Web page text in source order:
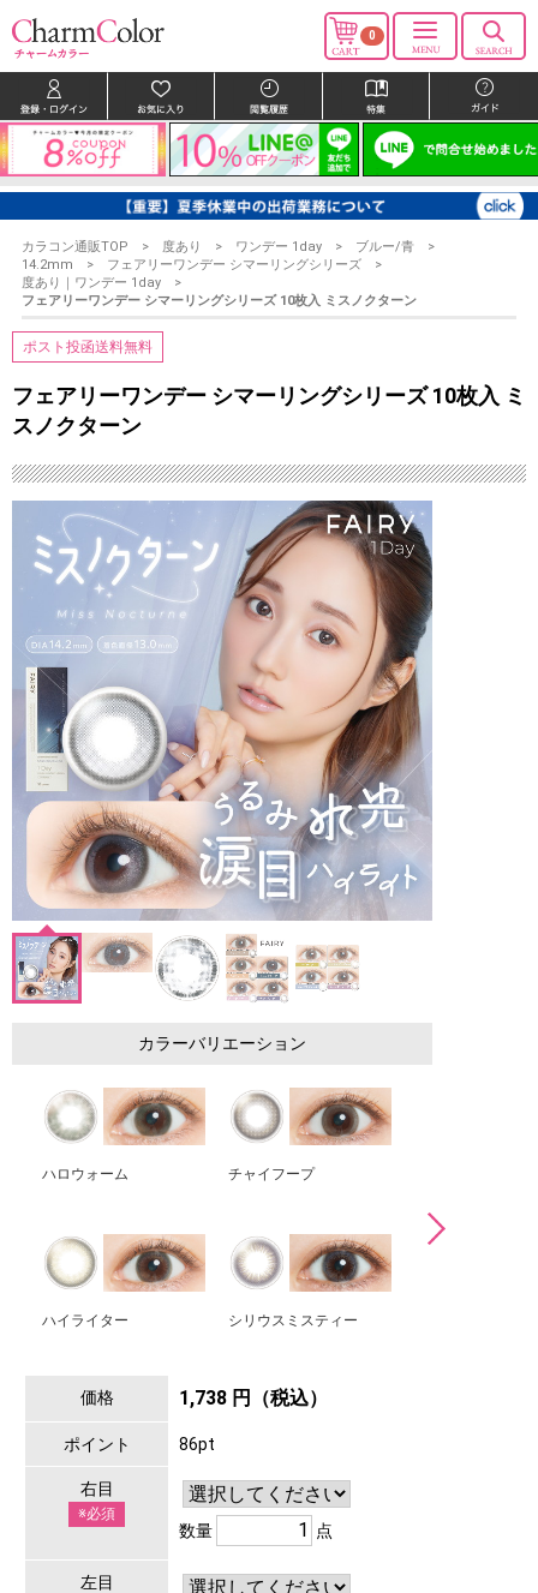
0
カラコン通販TOP 度あり ワンデー 1day
ブルー/青
14.2mm
フェアリーワンデー シマーリングシリーズ
度あり｜ワンデー 1day
フェアリーワンデー シマーリングシリーズ 10枚入 ミスノクターン
ポスト投函送料無料
フェアリーワンデー シマーリングシリーズ 10枚入 ミ
スノクターン
カラーバリエーション
ハロウォーム チャイフープ
ハイライター シリウスミスティー
価格 1,738 円（税込）
ポイント 86pt
右目
※必須
数量 点
左目